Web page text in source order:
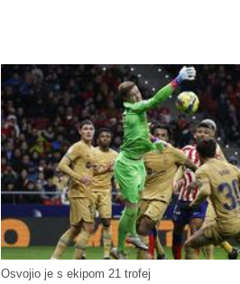
Osvojio je s ekipom 21 trofej